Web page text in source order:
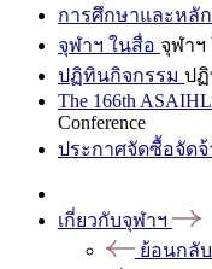
การศึกษาและหลั
จุฬาฯ ในสื่อ จุฬาฯ
ปฏิทินกิจกรรม ปฏิ
The 166th ASAIHL
Conference
ประกาศจัดซื้อจัดจ้
เกี่ยวกับจุฬาฯ
ย้อนกลับ